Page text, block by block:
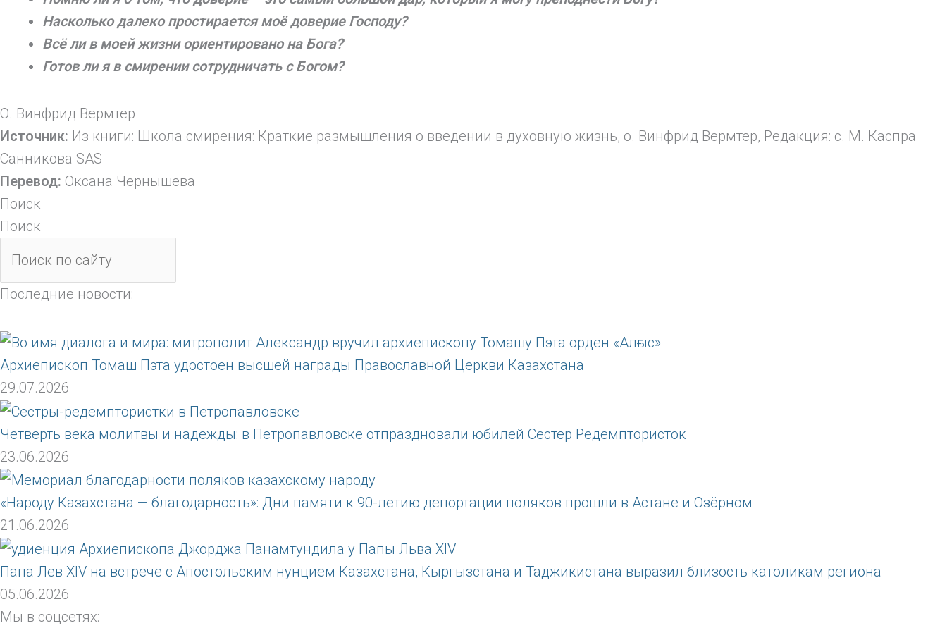
Насколько далеко простирается моё доверие Господу?
Всё ли в моей жизни ориентировано на Бога?
Готов ли я в смирении сотрудничать с Богом?
О. Винфрид Вермтер
Источник: Из книги: Школа смирения: Краткие размышления о введении в духовную жизнь, о. Винфрид Вермтер, Редакция: с. М. Каспра
Санникова SAS
Перевод: Оксана Чернышева
Поиск
Поиск
Последние новости:
Архиепископ Томаш Пэта удостоен высшей награды Православной Церкви Казахстана
29.07.2026
Четверть века молитвы и надежды: в Петропавловске отпраздновали юбилей Сестёр Редемптористок
23.06.2026
«Народу Казахстана — благодарность»: Дни памяти к 90-летию депортации поляков прошли в Астане и Озёрном
21.06.2026
Папа Лев XIV на встрече с Апостольским нунцием Казахстана, Кыргызстана и Таджикистана выразил близость католикам региона
05.06.2026
Мы в соцсетях: